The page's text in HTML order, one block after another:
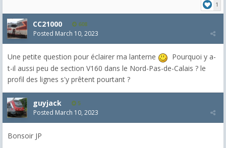
1
CC21000 608
Posted March 10, 2023
Une petite question pour éclairer ma lanterne
Pourquoi y a-
t-il aussi peu de section V160 dans le Nord-Pas-de-Calais ? le
profil des lignes s'y prêtent pourtant ?
guyjack 5
Posted March 10, 2023
Bonsoir JP